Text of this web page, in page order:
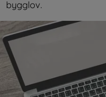
bygglov.